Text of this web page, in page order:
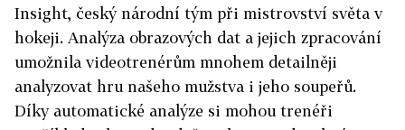
Insight, český národní tým při mistrovství světa v
hokeji. Analýza obrazových dat a jejich zpracování
umožnila videotrenérům mnohem detailněji
analyzovat hru našeho mužstva i jeho soupeřů.
Díky automatické analýze si mohou trenéři